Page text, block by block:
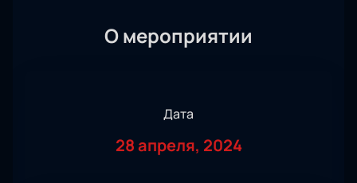
О мероприятии
Дата
28 апреля, 2024